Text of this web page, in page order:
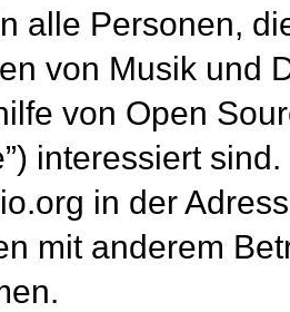
alle Personen,
von Musik und
von Open
interessiert
in der
mit anderem